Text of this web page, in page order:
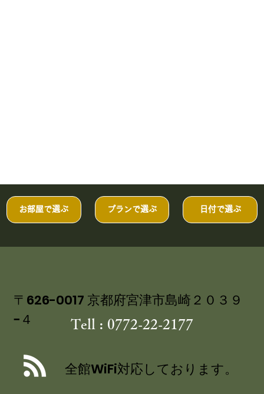
〒626-0017 京都府宮津市島崎２０３９
−４
Tell : 0772-22-2177
全館WiFi対応しております。
お部屋で選ぶ 日付で選ぶ
プランで選ぶ